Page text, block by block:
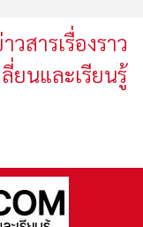
สารเรื่องราว
ยนและเรียนรู้